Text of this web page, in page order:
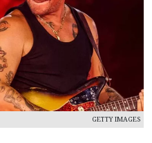
GETTY IMAGES